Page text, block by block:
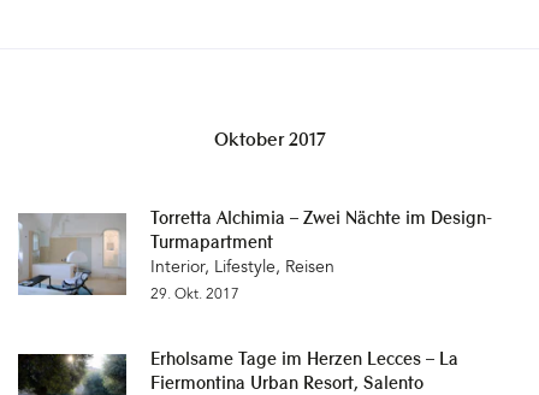
Oktober 2017
Torretta Alchimia – Zwei Nächte im Design-
Turmapartment
Interior, Lifestyle, Reisen
29. Okt. 2017
Erholsame Tage im Herzen Lecces – La
Fiermontina Urban Resort, Salento